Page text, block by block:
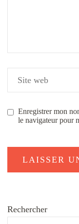
Enregistrer mon
le navigateur pour
Rechercher